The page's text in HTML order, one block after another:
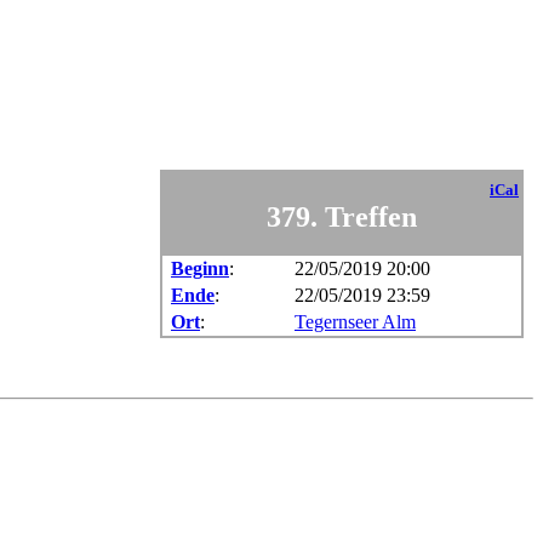
iCal
379. Treffen
Beginn:
22/05/2019 20:00
Ende:
22/05/2019 23:59
Ort: Tegernseer Alm